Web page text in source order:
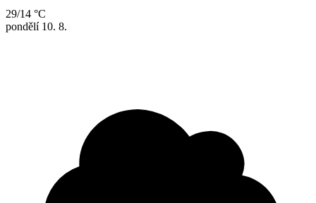
29/14 °C
pondělí 10. 8.